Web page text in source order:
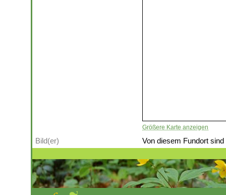
Größere Karte anzeigen
Bild(er) Von diesem Fundort